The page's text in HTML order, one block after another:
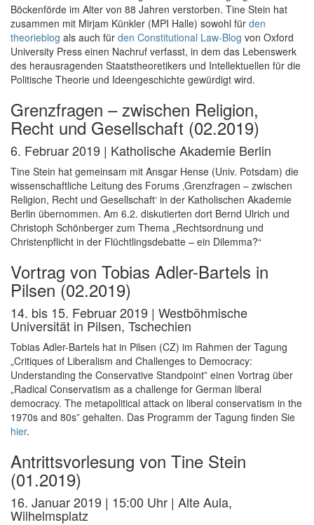
Böckenförde im Alter von 88 Jahren verstorben. Tine Stein hat
zusammen mit Mirjam Künkler (MPI Halle) sowohl für den
theorieblog als auch für den Constitutional Law-Blog von Oxford
University Press einen Nachruf verfasst, in dem das Lebenswerk
des herausragenden Staatstheoretikers und Intellektuellen für die
Politische Theorie und Ideengeschichte gewürdigt wird.
Grenzfragen – zwischen Religion,
Recht und Gesellschaft (02.2019)
6. Februar 2019 | Katholische Akademie Berlin
Tine Stein hat gemeinsam mit Ansgar Hense (Univ. Potsdam) die
wissenschaftliche Leitung des Forums ‚Grenzfragen – zwischen
Religion, Recht und Gesellschaft‘ in der Katholischen Akademie
Berlin übernommen. Am 6.2. diskutierten dort Bernd Ulrich und
Christoph Schönberger zum Thema „Rechtsordnung und
Christenpflicht in der Flüchtlingsdebatte – ein Dilemma?“
Vortrag von Tobias Adler-Bartels in
Pilsen (02.2019)
14. bis 15. Februar 2019 | Westböhmische
Universität in Pilsen, Tschechien
Tobias Adler-Bartels hat in Pilsen (CZ) im Rahmen der Tagung
„Critiques of Liberalism and Challenges to Democracy:
Understanding the Conservative Standpoint” einen Vortrag über
„Radical Conservatism as a challenge for German liberal
democracy. The metapolitical attack on liberal conservatism in the
1970s and 80s” gehalten. Das Programm der Tagung finden Sie
hier.
Antrittsvorlesung von Tine Stein
(01.2019)
16. Januar 2019 | 15:00 Uhr | Alte Aula,
Wilhelmsplatz